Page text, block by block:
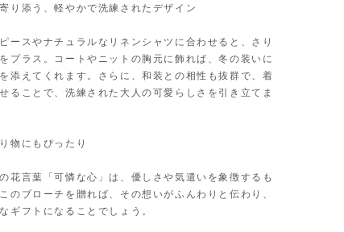
り添う、軽やかで洗練されたデザイン
ースやナチュラルなリネンシャツに合わせると、さり
プラス。コートやニットの胸元に飾れば、冬の装いに
添えてくれます。さらに、和装との相性も抜群で、着
ることで、洗練された大人の可愛らしさを引き立てま
物にもぴったり
花言葉「可憐な心」は、優しさや気遣いを象徴するも
のブローチを贈れば、その想いがふんわりと伝わり、
ギフトになることでしょう。